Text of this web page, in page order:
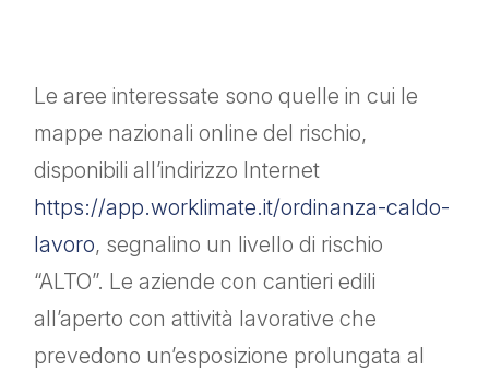
Le aree interessate sono quelle in cui le
mappe nazionali online del rischio,
disponibili all’indirizzo Internet
https://app.worklimate.it/ordinanza-caldo-
lavoro, segnalino un livello di rischio
“ALTO”. Le aziende con cantieri edili
all’aperto con attività lavorative che
prevedono un’esposizione prolungata al